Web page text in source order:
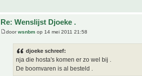
Re: Wenslijst Djoeke .
doorwsnbm op 14 mei 2011 21:58
djoeke schreef:
nja die hosta's komen er zo wel bij .
De boomvaren is al besteld .